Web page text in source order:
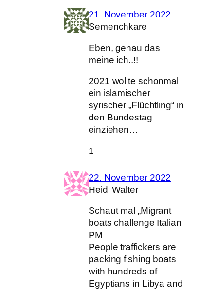
21. November 2022
Semenchkare
Eben, genau das
meine ich..!!
2021 wollte schonmal
ein islamischer
syrischer „Flüchtling“ in
den Bundestag
einziehen…
1
22. November 2022
Heidi Walter
Schaut mal „Migrant
boats challenge Italian
PM
People traffickers are
packing fishing boats
with hundreds of
Egyptians in Libya and